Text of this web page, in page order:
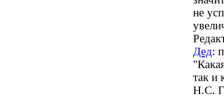
не
Дед:
так и
Н.С.